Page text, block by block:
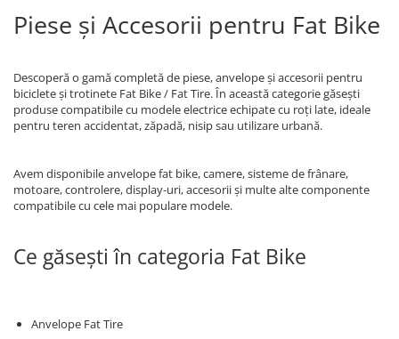
Piese și Accesorii pentru Fat Bike
Descoperă o gamă completă de piese, anvelope și accesorii pentru
biciclete și trotinete Fat Bike / Fat Tire. În această categorie găsești
produse compatibile cu modele electrice echipate cu roți late, ideale
pentru teren accidentat, zăpadă, nisip sau utilizare urbană.
Avem disponibile anvelope fat bike, camere, sisteme de frânare,
motoare, controlere, display-uri, accesorii și multe alte componente
compatibile cu cele mai populare modele.
Ce găsești în categoria Fat Bike
Anvelope Fat Tire